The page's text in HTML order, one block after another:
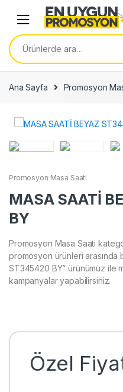
navigation
content
Ara:
Ana Sayfa Promosyon
Promosyon Masa Saati
MASA SAATİ
BY
Promosyon Masa Saati
promosyon ürünleri arasında
ST345420 BY” ürünümüz ile
kampanyalar yapabilirsiniz.
Özel